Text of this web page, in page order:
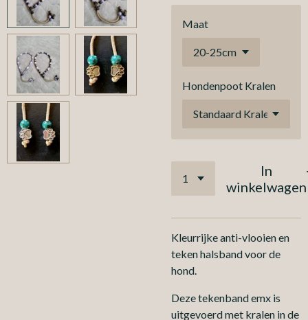
Maat
Hondenpoot Kralen
In
winkelwagen
Kleurrijke anti-vlooien en
teken halsband voor de
hond.
Deze tekenband emx is
uitgevoerd met kralen in de